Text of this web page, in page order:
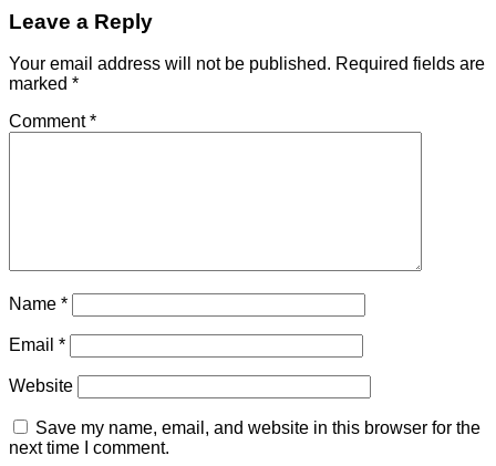
Leave a Reply
Your email address will not be published. Required fields are
marked *
Comment*
Name *
Email *
Website
Save my name, email, and website in this browser for the
next time I comment.